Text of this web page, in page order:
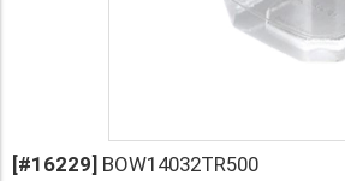
[#16229] BOW14032TR500